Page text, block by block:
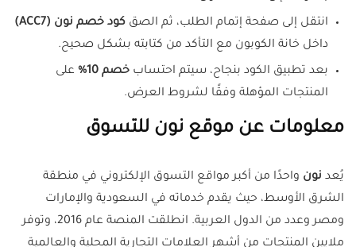
انتقل إلى صفحة إتمام الطلب، ثم الصق كود خصم نون (ACC7)
داخل خانة الكوبون مع التأكد من كتابته بشكل صحيح.
بعد تطبيق الكود بنجاح، سيتم احتساب خصم 10%
على
المنتجات المؤهلة وفقًا لشروط العرض.
معلومات عن موقع نون للتسوق
يُعد نون واحدًا من أكبر مواقع التسوق الإلكتروني في منطقة
الشرق الأوسط، حيث يقدم خدماته في السعودية والإمارات
ومصر وعدد من الدول العربية. انطلقت المنصة عام 2016، وتوفر
ملايين المنتجات من أشهر العلامات التجارية المحلية والعالمية